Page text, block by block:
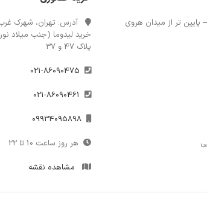
پایین تر از میدان هروی
آدرس: تهران، شهرک
خرید لیدوما (جنب میلاد
پلاک 47 و 37
هر روز ساعت 10 تا 22
مشاهده نقشه